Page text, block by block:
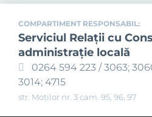
COMPARTIMENT RESPONSABIL:
Serviciul Relaţii cu
administraţie locală
0264 594 223 / 3063;
3014; 4715
str. Moților nr. 3 cam. 95, 96, 97